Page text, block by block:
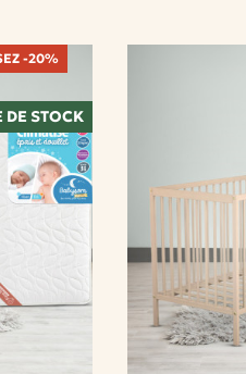
-20%
DE STOCK